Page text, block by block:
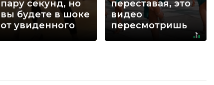
пару секунд, но
вы будете в шоке
от увиденного
переставая, это
видео
пересмотришь